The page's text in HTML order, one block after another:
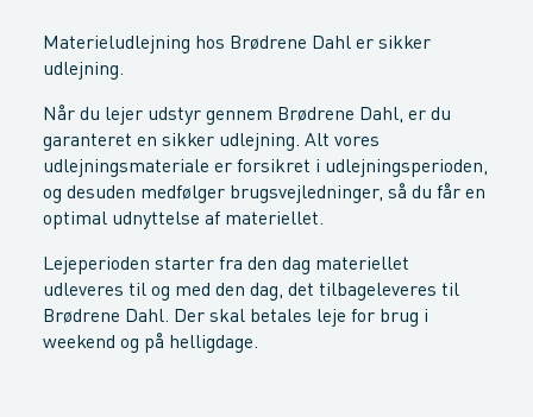
Materieludlejning hos Brødrene Dahl er sikker
udlejning.
Når du lejer udstyr gennem Brødrene Dahl, er du
garanteret en sikker udlejning. Alt vores
udlejningsmateriale er forsikret i udlejningsperioden,
og desuden medfølger brugsvejledninger, så du får en
optimal udnyttelse af materiellet.
Lejeperioden starter fra den dag materiellet
udleveres til og med den dag, det tilbageleveres til
Brødrene Dahl. Der skal betales leje for brug i
weekend og på helligdage.​